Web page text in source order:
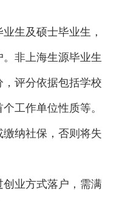
生及硕士毕业生，
非上海生源毕业生
评分依据包括学校
工作单位性质等。
纳社保，否则将失
业方式落户，需满